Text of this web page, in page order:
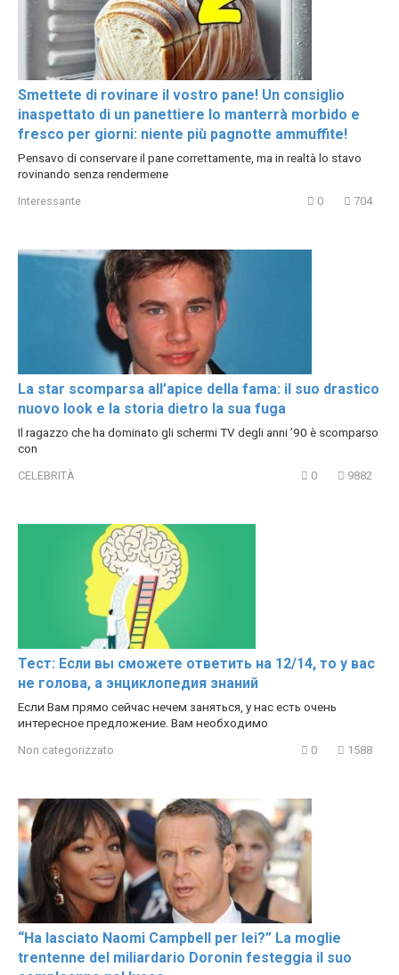
Smettete di rovinare il vostro pane! Un consiglio
inaspettato di un panettiere lo manterrà morbido e
fresco per giorni: niente più pagnotte ammuffite!
Pensavo di conservare il pane correttamente, ma in realtà lo stavo
rovinando senza rendermene
Interessante 0 704
La star scomparsa all’apice della fama: il suo drastico
nuovo look e la storia dietro la sua fuga
Il ragazzo che ha dominato gli schermi TV degli anni ’90 è scomparso
con
CELEBRITÀ 0 9882
Тест: Если вы сможете ответить на 12/14, то у вас
не голова, а энциклопедия знаний
Если Вам прямо сейчас нечем заняться, у нас есть очень
интересное предложение. Вам необходимо
Non categorizzato 0 1588
“Ha lasciato Naomi Campbell per lei?” La moglie
trentenne del miliardario Doronin festeggia il suo